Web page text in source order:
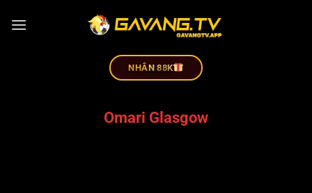
NHÂN 88K
Omari Glasgow